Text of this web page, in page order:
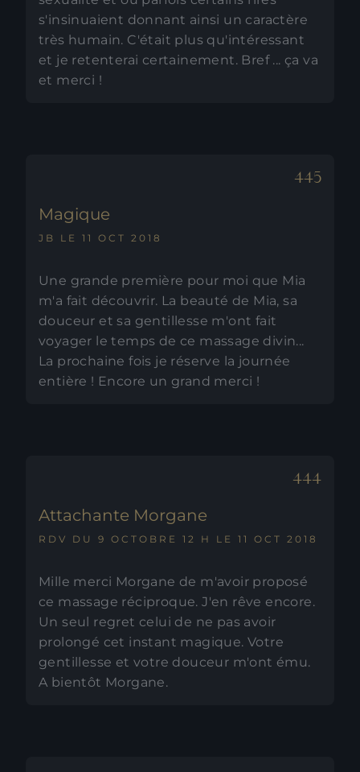
s'insinuaient donnant ainsi un caractère
très humain. C'était plus qu'intéressant
et je retenterai certainement. Bref ... ça va
et merci !
Magique
JB LE 11 OCT 2018
Une grande première pour moi que Mia
m'a fait découvrir. La beauté de Mia, sa
douceur et sa gentillesse m'ont fait
voyager le temps de ce massage divin...
La prochaine fois je réserve la journée
entière ! Encore un grand merci !
Attachante Morgane
RDV DU 9 OCTOBRE 12 H LE 11 OCT 2018
Mille merci Morgane de m'avoir proposé
ce massage réciproque. J'en rêve encore.
Un seul regret celui de ne pas avoir
prolongé cet instant magique. Votre
gentillesse et votre douceur m'ont ému.
A bientôt Morgane.